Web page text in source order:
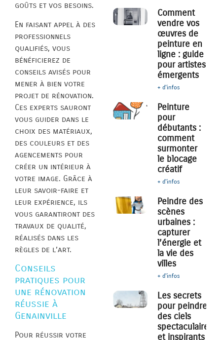
goûts et vos besoins.
En faisant appel à des
professionnels
qualifiés, vous
bénéficierez de
conseils avisés pour
mener à bien votre
projet de rénovation.
Ces experts sauront
vous guider dans le
choix des matériaux,
des couleurs et des
agencements pour
créer un intérieur à
votre image. Grâce à
leur savoir-faire et
leur expérience, ils
vous garantiront des
travaux de qualité,
réalisés dans les
règles de l’art.
Conseils
pratiques pour
une rénovation
réussie à
Genainville
Pour réussir votre
Comment
vendre vos
œuvres de
peinture en
ligne : guide
pour artistes
émergents
+ d'infos
Peinture
pour
débutants :
comment
surmonter
le blocage
créatif
+ d'infos
Peindre des
scènes
urbaines :
capturer
l’énergie et
la vie des
villes
+ d'infos
Les secrets
pour peindre
des ciels
spectaculaires
et inspirants